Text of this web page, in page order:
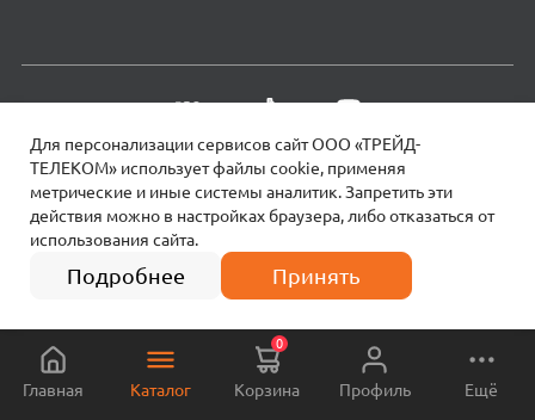
Для персонализации сервисов сайт ООО «ТРЕЙД-
ТЕЛЕКОМ» использует файлы сookie, применяя
метрические и иные системы аналитик. Запретить эти
действия можно в настройках браузера, либо отказаться от
использования сайта.
Подробнее Принять
1 690₽
© 2026 МОТИВ. Все права защищены!
Главная Каталог Корзина
0
Профиль Ещё